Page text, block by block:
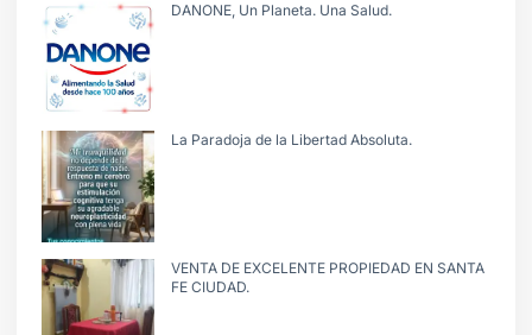
DANONE, Un Planeta. Una Salud.
La Paradoja de la Libertad Absoluta.
VENTA DE EXCELENTE PROPIEDAD EN SANTA
FE CIUDAD.